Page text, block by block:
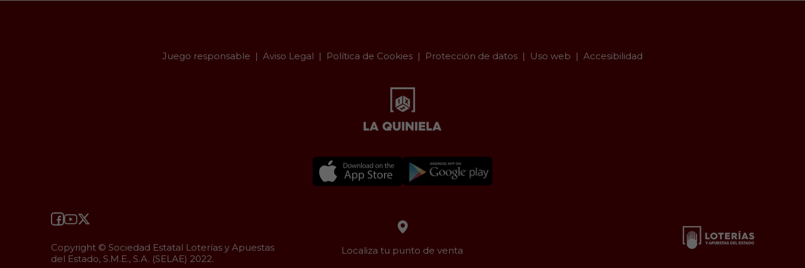
Juego responsable Aviso Legal Política de Cookies Protección de datos Uso web Accesibilidad
Copyright © Sociedad Estatal Loterías y Apuestas
del Estado, S.M.E., S.A. (SELAE) 2022.
Localiza tu punto de venta